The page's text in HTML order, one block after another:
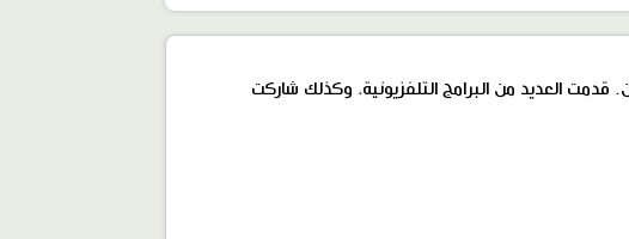
قدمت العديد من البرامج التلفزيونية، وكذلك شاركت